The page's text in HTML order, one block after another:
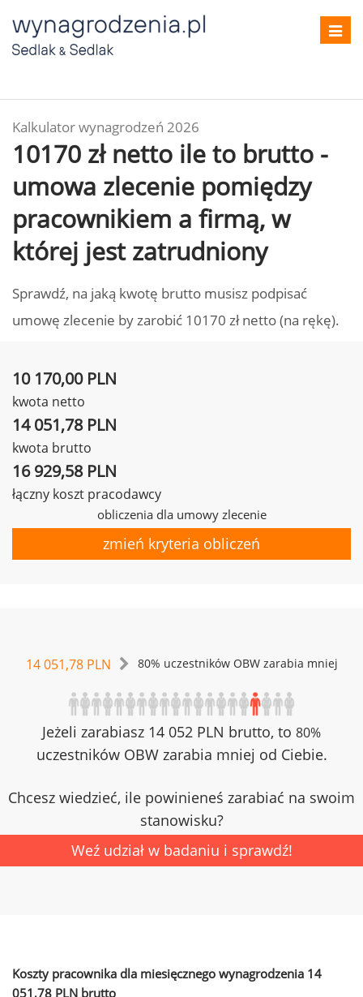
Kalkulator wynagrodzeń 2026
10170 zł netto ile to brutto -
umowa zlecenie pomiędzy
pracownikiem a firmą, w
której jest zatrudniony
Sprawdź, na jaką kwotę brutto musisz podpisać
umowę zlecenie by zarobić 10170 zł netto (na rękę).
10 170,00 PLN
kwota netto
14 051,78 PLN
kwota brutto
16 929,58 PLN
łączny koszt pracodawcy
obliczenia dla umowy zlecenie
zmień kryteria obliczeń
14 051,78 PLN 80% uczestników OBW zarabia mniej
Jeżeli zarabiasz 14 052 PLN brutto, to 80%
uczestników OBW zarabia mniej od Ciebie.
Chcesz wiedzieć, ile powinieneś zarabiać na swoim
stanowisku?
Weź udział w badaniu i sprawdź!
Koszty pracownika dla miesięcznego wynagrodzenia 14
051,78 PLN brutto